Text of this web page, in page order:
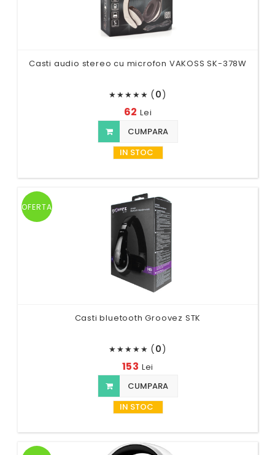
Casti audio stereo cu microfon VAKOSS SK-378W
★★★★★ (0)
62 Lei
CUMPARA
IN STOC
OFERTA
Casti bluetooth Groovez STK
★★★★★ (0)
153 Lei
CUMPARA
IN STOC